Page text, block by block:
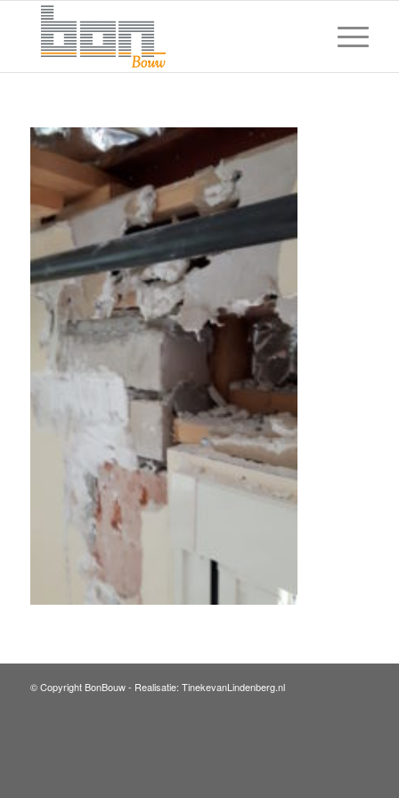
© Copyright BonBouw - Realisatie: TinekevanLindenberg.nl